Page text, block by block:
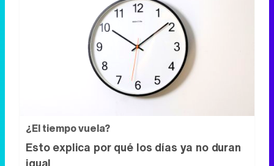
¿El tiempo vuela?
Esto explica por qué los días ya no duran